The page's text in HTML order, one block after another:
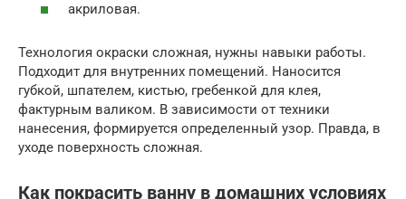
акриловая.
Технология окраски сложная, нужны навыки работы.
Подходит для внутренних помещений. Наносится
губкой, шпателем, кистью, гребенкой для клея,
фактурным валиком. В зависимости от техники
нанесения, формируется определенный узор. Правда, в
уходе поверхность сложная.
Как покрасить ванну в домашних условиях